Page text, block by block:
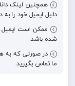
همچنین لینک
دلیل ایمیل خود را به
شده باشد.
در صورتی که به
ما تماس بگیرید.